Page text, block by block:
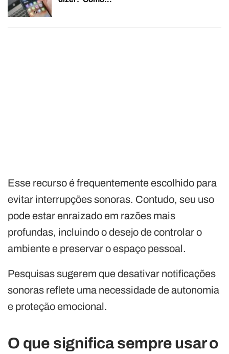
Esse recurso é frequentemente escolhido para
evitar interrupções sonoras. Contudo, seu uso
pode estar enraizado em razões mais
profundas, incluindo o desejo de controlar o
ambiente e preservar o espaço pessoal.
Pesquisas sugerem que desativar notificações
sonoras reflete uma necessidade de autonomia
e proteção emocional.
O que significa sempre usar o